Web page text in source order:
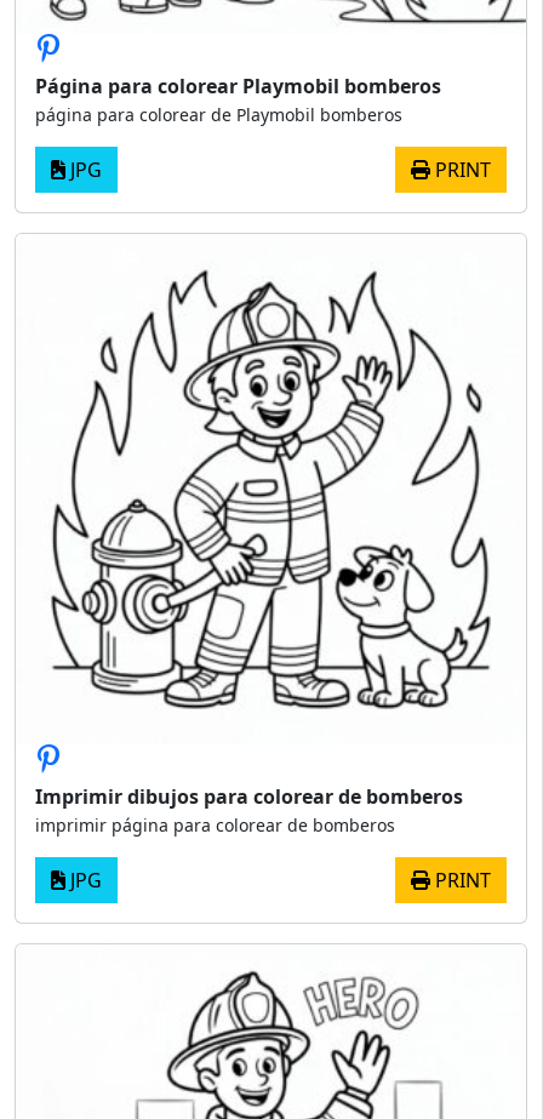
Página para colorear Playmobil bomberos
página para colorear de Playmobil bomberos
JPG PRINT
Imprimir dibujos para colorear de bomberos
imprimir página para colorear de bomberos
JPG PRINT